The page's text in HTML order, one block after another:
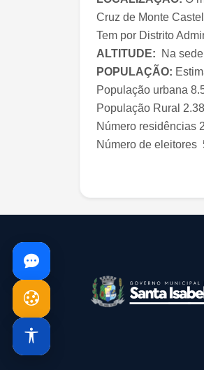
Cruz de Monte
Tem por Distrito
ALTITUDE: Na
POPULAÇÃO:
População urbana
População Rural
Número residências
Número de eleitores